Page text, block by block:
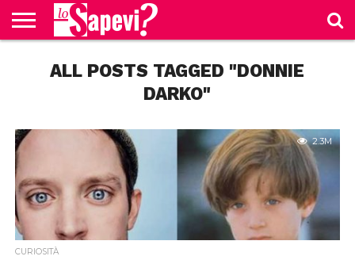
BENESSERE
GOSSIP
PRODOTTI
AMAZON
NEWS
CASA E
CUCINA
ALL POSTS TAGGED "DONNIE
DARKO"
2.3M
CURIOSITÀ